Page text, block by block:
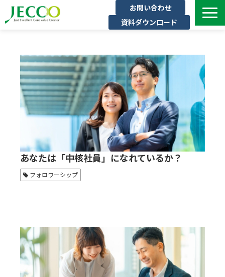
お問い合わせ
資料ダウンロード
ジェックについて
インタビュー
セミナー・イベント一覧
公開コース一覧
コラム
よくある質問
あなたは「中核社員」になれているか？
フォロワーシップ